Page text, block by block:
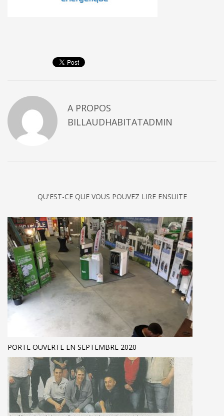
A PROPOS
BILLAUDHABITATADMIN
QU'EST-CE QUE VOUS POUVEZ LIRE ENSUITE
PORTE OUVERTE EN SEPTEMBRE 2020